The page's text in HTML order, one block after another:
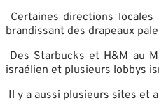
Certaines directions
brandissant des drapeaux
Des Starbucks et H&M au
israélien et plusieurs lobbys
Il y a aussi plusieurs sites et